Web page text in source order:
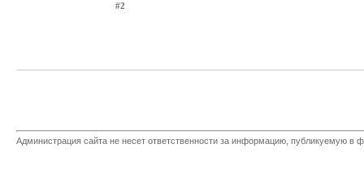
#2
Администрация сайта не несет ответственности за информацию, публикуемую